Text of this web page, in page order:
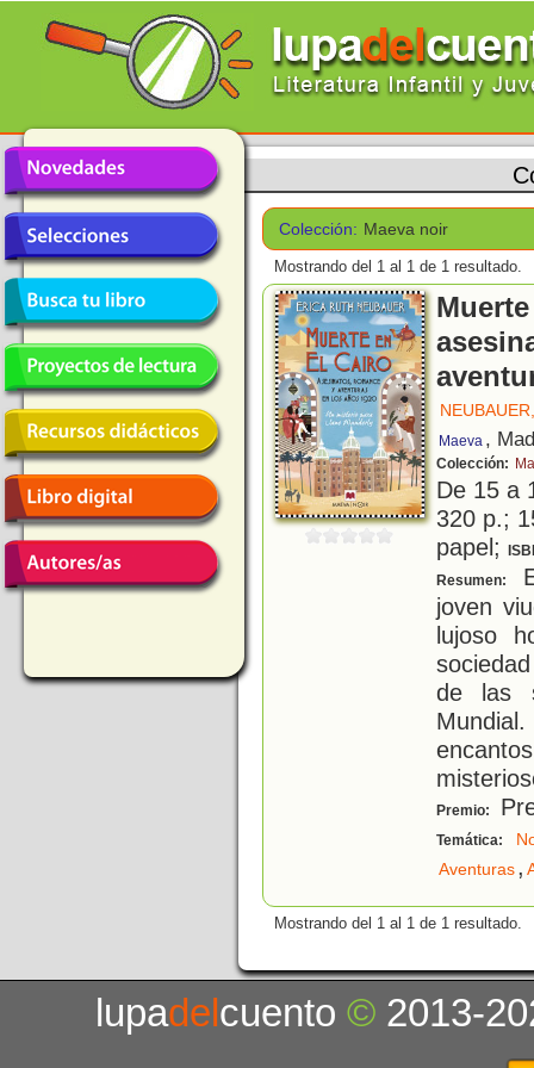
Colección: Maeva noir
Mostrando del 1 al 1 de 1 resultado.
Maeva ,
Colección:
De 15 a
320 p.;
papel;
Resumen:
joven
lujoso
de las
Premio:
Temática:
Aventuras,
Mostrando del 1 al 1 de 1 resultado.
lupadelcuento© 2013-